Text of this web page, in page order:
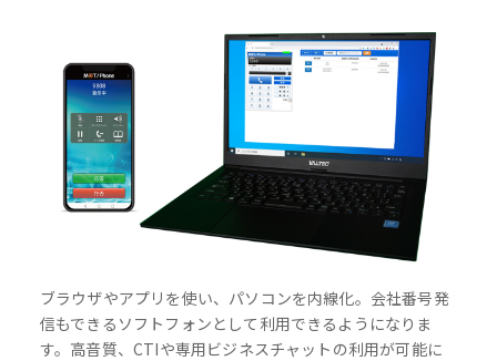
ブラウザやアプリを使い、パソコンを内線化。会社番号発
信もできるソフトフォンとして利用できるようになりま
す。高音質、CTIや専用ビジネスチャットの利用が可能に